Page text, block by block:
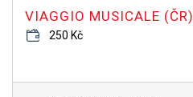
VIAGGIO MUSICALE (ČR)
250 Kč